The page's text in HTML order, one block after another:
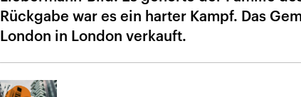
Rückgabe war es ein harter Kampf. Das
London in London verkauft.